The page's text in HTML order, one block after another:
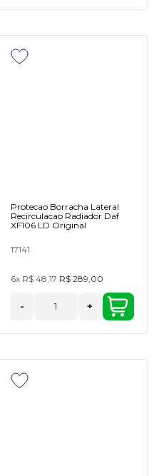
Protecao Borracha Lateral
Recirculacao Radiador Daf
XF106 LD Original
17141
6x R$ 48,17 R$ 289,00
- +